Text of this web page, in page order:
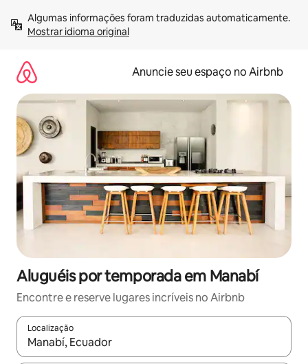
para
Mostrar idioma original
Anuncie seu espaço no Airbnb
Aluguéis por temporada em Manabí
Encontre e reserve lugares incríveis no Airbnb
Localização
Quando os resultados estiverem disponíveis, explore-os